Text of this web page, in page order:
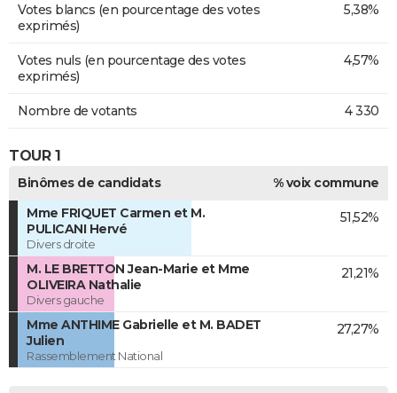
Votes blancs (en pourcentage des votes
exprimés)
5,38%
Votes nuls (en pourcentage des votes
exprimés)
4,57%
Nombre de votants 4 330
TOUR 1
Binômes de candidats
% voix commune
Mme FRIQUET Carmen et M.
PULICANI Hervé
Divers droite
51,52%
M. LE BRETTON Jean-Marie et Mme
OLIVEIRA Nathalie
Divers gauche
21,21%
Mme ANTHIME Gabrielle et M. BADET
Julien
Rassemblement National
27,27%